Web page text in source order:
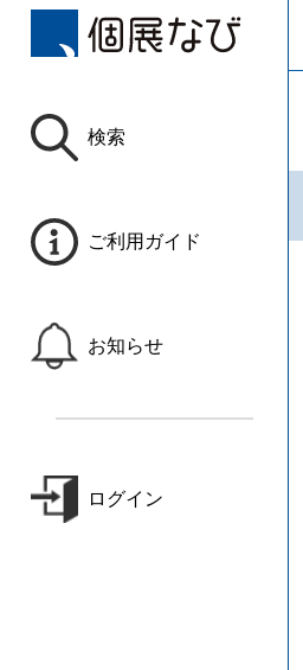
検索
ご利用ガイド
お知らせ
ログイン